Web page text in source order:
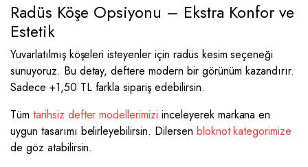
Radüs Köşe Opsiyonu – Ekstra Konfor ve
Estetik
Yuvarlatılmış köşeleri isteyenler için radüs kesim seçeneği
sunuyoruz. Bu detay, deftere modern bir görünüm kazandırır.
Sadece +1,50 TL farkla sipariş edebilirsin.
Tüm tarihsiz defter modellerimizi inceleyerek markana en
uygun tasarımı belirleyebilirsin. Dilersen bloknot kategorimize
de göz atabilirsin.